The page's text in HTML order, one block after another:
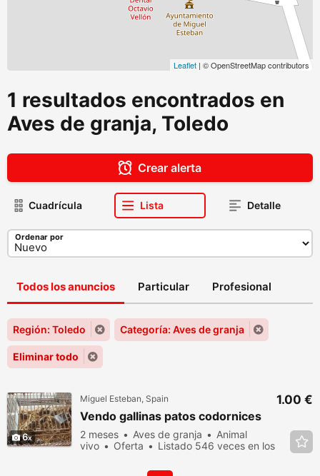
Leaflet | © OpenStreetMap contributors
1 resultados encontrados en
Aves de granja, Toledo
Crear alerta
Cuadrícula Lista Detalle
Ordenar por
Todos los anuncios Particular Profesional
Región: Toledo Categoría: Aves de granja
Eliminar todo
6
Miguel Esteban, Spain
Vendo gallinas patos codornices
2 meses Aves de granja
Animal
vivo
Oferta
Listado 546 veces en los
1.00 €